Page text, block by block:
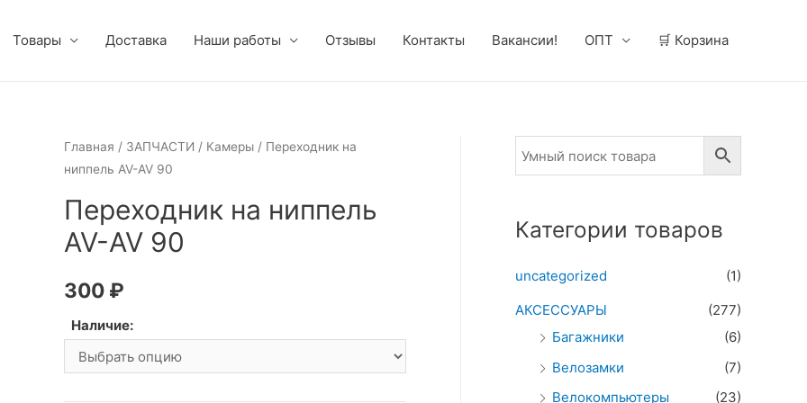
Товары Доставка Наши работы Отзывы Контакты Вакансии! ОПТ 🛒 Корзина
Главная / ЗАПЧАСТИ / Камеры/ Переходник на
ниппель AV-AV 90
Переходник на ниппель
AV-AV 90
300 ₽
Наличие:
Категории товаров
uncategorized
(1)
АКСЕССУАРЫ
(277)
Багажники
(6)
Велозамки
(7)
Велокомпьютеры
(23)